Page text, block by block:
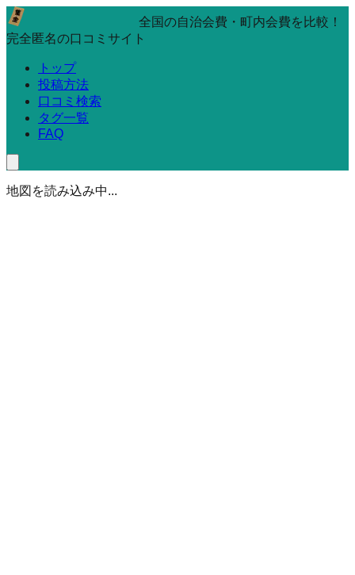
全国の自治会費・町内会費を比較！
完全匿名の口コミサイト
トップ
投稿方法
口コミ検索
タグ一覧
FAQ
地図を読み込み中...